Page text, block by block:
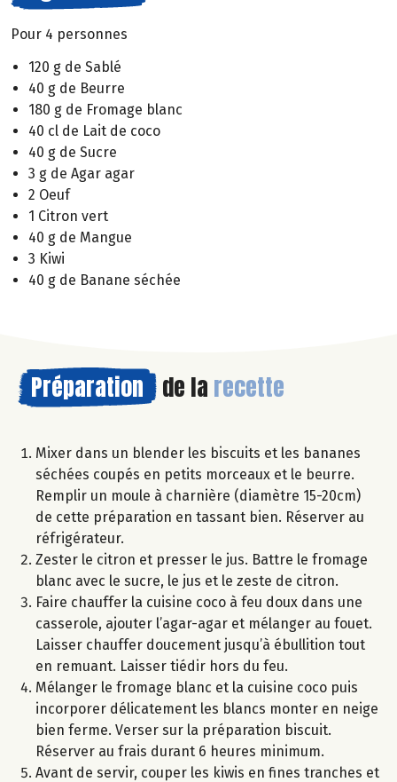
Pour 4 personnes
120 g de Sablé
40 g de Beurre
180 g de Fromage blanc
40 cl de Lait de coco
40 g de Sucre
3 g de Agar agar
2 Oeuf
1 Citron vert
40 g de Mangue
3 Kiwi
40 g de Banane séchée
Préparation de la recette
Mixer dans un blender les biscuits et les bananes
séchées coupés en petits morceaux et le beurre.
Remplir un moule à charnière (diamètre 15-20cm)
de cette préparation en tassant bien. Réserver au
réfrigérateur.
Zester le citron et presser le jus. Battre le fromage
blanc avec le sucre, le jus et le zeste de citron.
Faire chauffer la cuisine coco à feu doux dans une
casserole, ajouter l’agar-agar et mélanger au fouet.
Laisser chauffer doucement jusqu’à ébullition tout
en remuant. Laisser tiédir hors du feu.
Mélanger le fromage blanc et la cuisine coco puis
incorporer délicatement les blancs monter en neige
bien ferme. Verser sur la préparation biscuit.
Réserver au frais durant 6 heures minimum.
Avant de servir, couper les kiwis en fines tranches et